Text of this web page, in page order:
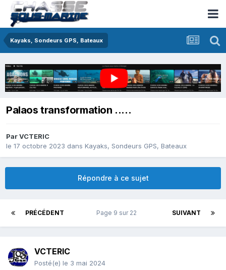
Kayaks, Sondeurs GPS, Bateaux
Palaos transformation .....
ParVCTERIC
le 17 octobre 2023 dans Kayaks, Sondeurs GPS, Bateaux
Répondre à ce sujet
PRÉCÉDENT SUIVANT
Page 9 sur 22
VCTERIC
Posté(e) le 3 mai 2024